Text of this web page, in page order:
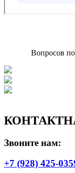
Вопросов
Звоните нам:
+7 (928) 425-